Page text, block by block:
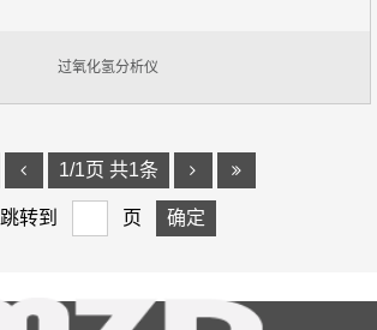
过氧化氢分析仪
1/1页 共1条
跳转到 页